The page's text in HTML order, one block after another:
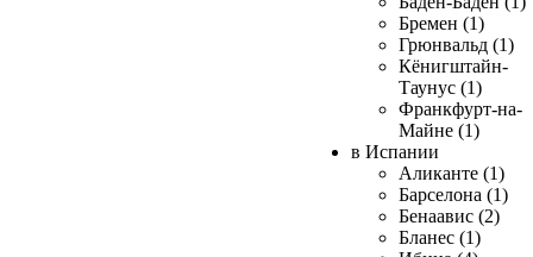
Бремен (1)
Грюнвальд (1)
Кёнигштайн-
Таунус (1)
Франкфурт-на-
Майне (1)
в Испании
Аликанте (1)
Барселона (1)
Бенаавис (2)
Бланес (1)